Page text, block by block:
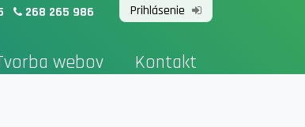
webov Kontakt
268 265 986 Prihlásenie